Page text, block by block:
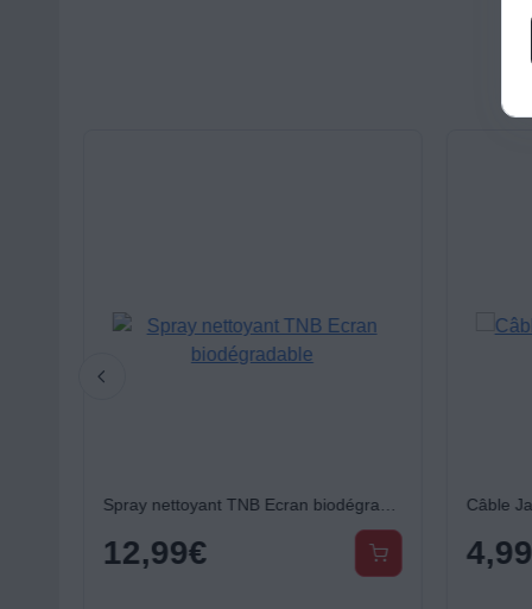
Spray nettoyant TNB Ecran biodégradable
12,99€ 4,99